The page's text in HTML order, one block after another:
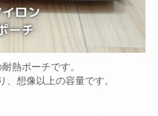
熱ポーチです。
想像以上の容量です。